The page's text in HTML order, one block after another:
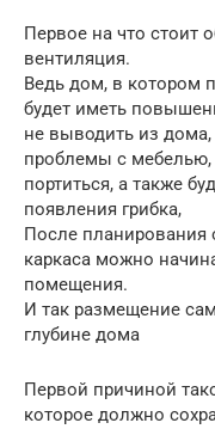
Первое на что стоит
вентиляция.
Ведь дом, в котором
будет иметь
не выводить из дома,
проблемы с мебелью,
портиться, а также
появления грибка,
После планирования
каркаса можно
помещения.
И так размещение
глубине дома
Первой причиной
которое должно